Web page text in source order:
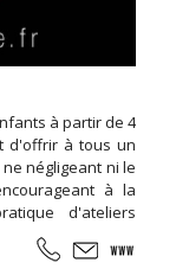
à partir de 4
d'offrir à tous un
négligeant ni le
à la
d'ateliers
modern-jazz,
... Cours de